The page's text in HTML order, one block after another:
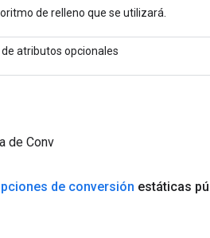
de relleno que se utilizará.
de atributos opcionales
de Conv
de conversión estáticas